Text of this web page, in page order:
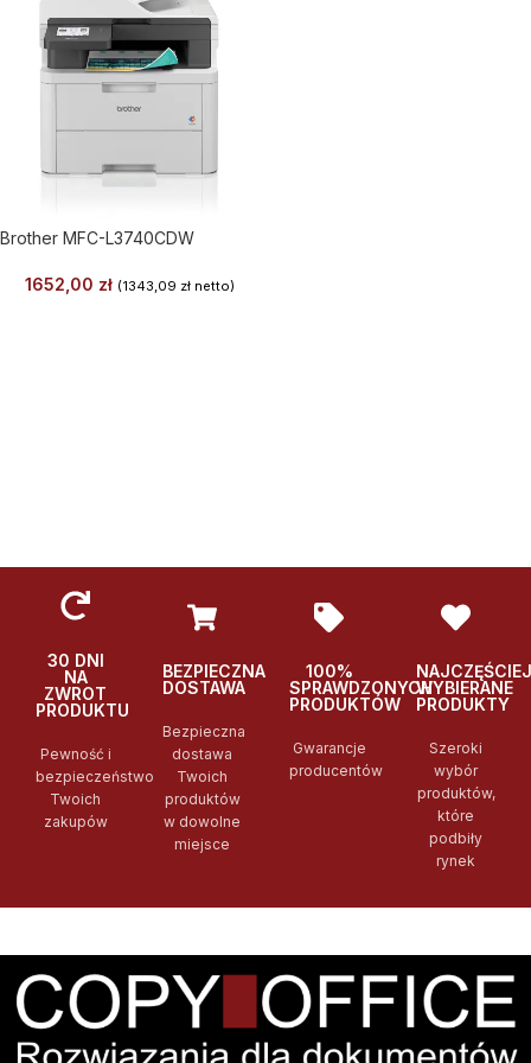
Brother MFC-L3740CDW
1652,00 zł (1343,09 zł netto)
30 DNI
NA
ZWROT
PRODUKTU
Pewność i
bezpieczeństwo
Twoich
zakupów
BEZPIECZNA
DOSTAWA
Bezpieczna
dostawa
Twoich
produktów
w dowolne
miejsce
100%
SPRAWDZONYCH
PRODUKTÓW
Gwarancje
producentów
NAJCZĘŚCIEJ
WYBIERANE
PRODUKTY
Szeroki
wybór
produktów,
które
podbiły
rynek